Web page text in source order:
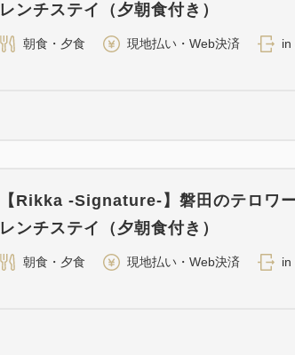
レンチステイ（夕朝食付き）
朝食・夕食 現地払い・Web決済 in
【Rikka -Signature-】磐田のテロワ
レンチステイ（夕朝食付き）
朝食・夕食 現地払い・Web決済 in